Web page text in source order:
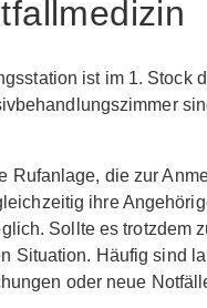
ist im 1. Stock
Rufanlage, die zur
ihre
Sollte es trotzdem
Situation. Häufig sind
oder neue